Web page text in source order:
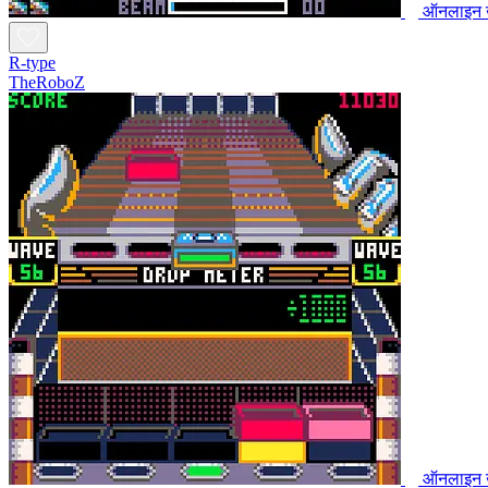
R-type
TheRoboZ